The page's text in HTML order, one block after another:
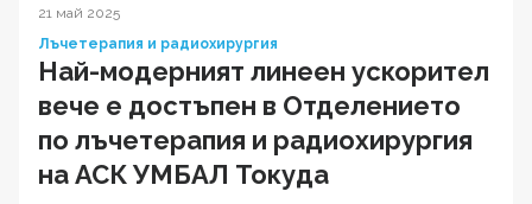
21 май 2025
Лъчетерапия и радиохирургия
Най-модерният линеен ускорител
вече е достъпен в Отделението
по лъчетерапия и радиохирургия
на АСК УМБАЛ Токуда